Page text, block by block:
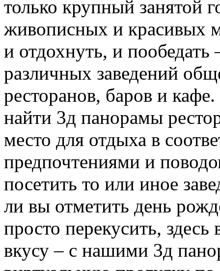
только крупный занятой
живописных и красивых
и отдохнуть, и
различных заведений
ресторанов, баров и
найти 3д панорамы
место для отдыха в
предпочтениями и
посетить то или иное
ли вы отметить день
просто перекусить,
вкусу – с нашими 3д